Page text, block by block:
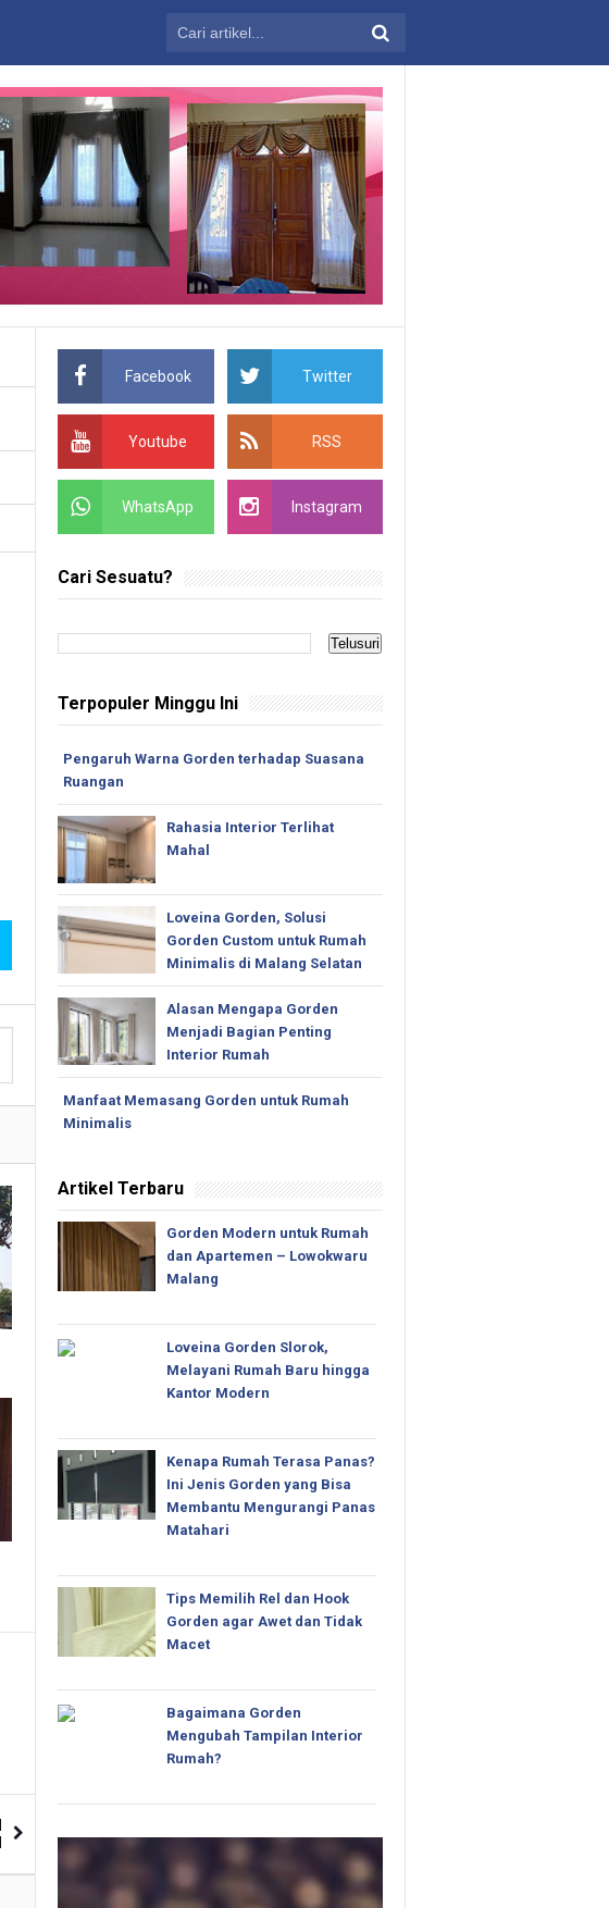
Facebook Twitter
Youtube RSS
WhatsApp Instagram
Cari Sesuatu?
Terpopuler Minggu Ini
Pengaruh Warna Gorden terhadap Suasana
Ruangan
Rahasia Interior Terlihat
Mahal
Loveina Gorden, Solusi
Gorden Custom untuk Rumah
Minimalis di Malang Selatan
Alasan Mengapa Gorden
Menjadi Bagian Penting
Interior Rumah
Manfaat Memasang Gorden untuk Rumah
Minimalis
Artikel Terbaru
Gorden Modern untuk Rumah
dan Apartemen – Lowokwaru
Malang
Loveina Gorden Slorok,
Melayani Rumah Baru hingga
Kantor Modern
Kenapa Rumah Terasa Panas?
Ini Jenis Gorden yang Bisa
Membantu Mengurangi Panas
Matahari
Tips Memilih Rel dan Hook
Gorden agar Awet dan Tidak
Macet
Bagaimana Gorden
Mengubah Tampilan Interior
Rumah?